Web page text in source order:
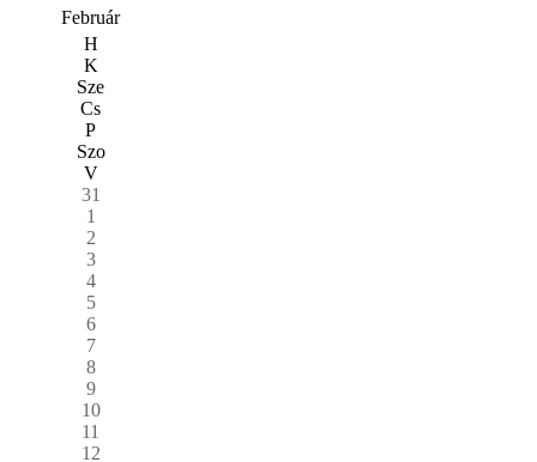
Február
H
K
Sze
Cs
P
Szo
V
31
1
2
3
4
5
6
7
8
9
10
11
12